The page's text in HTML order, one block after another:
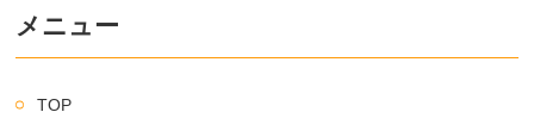
メニュー
TOP